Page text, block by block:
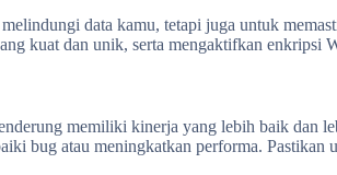
data kamu, tetapi juga untuk
kuat dan unik, serta mengaktifkan
memiliki kinerja yang lebih baik dan
bug atau meningkatkan performa.